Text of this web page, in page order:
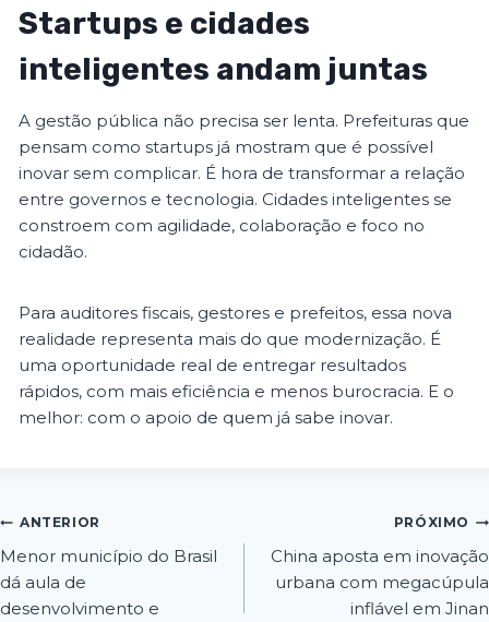
Startups e cidades
inteligentes andam juntas
A gestão pública não precisa ser lenta. Prefeituras que
pensam como startups já mostram que é possível
inovar sem complicar. É hora de transformar a relação
entre governos e tecnologia. Cidades inteligentes se
constroem com agilidade, colaboração e foco no
cidadão.
Para auditores fiscais, gestores e prefeitos, essa nova
realidade representa mais do que modernização. É
uma oportunidade real de entregar resultados
rápidos, com mais eficiência e menos burocracia. E o
melhor: com o apoio de quem já sabe inovar.
ANTERIOR
Menor município do Brasil
dá aula de
desenvolvimento e
PRÓXIMO
China aposta em inovação
urbana com megacúpula
inflável em Jinan